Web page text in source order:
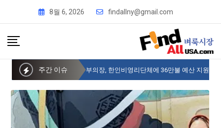
8월 6, 2026 findallny@gmail.com
주간 이슈
뉴욕시의회 샌드라 황 부의장, 한인비영리단체에 36만불 예산 지원